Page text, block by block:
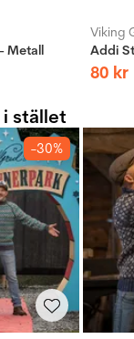
Metall
Viking
80 kr
i stället
-30%